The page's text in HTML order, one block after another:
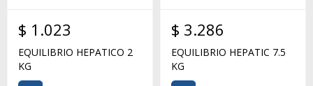
$ 1.023
EQUILIBRIO HEPATICO 2
KG
$ 3.286
EQUILIBRIO HEPATIC 7.5
KG